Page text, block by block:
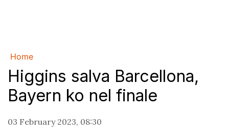
Home
Higgins salva Barcellona,
Bayern ko nel finale
03 February 2023, 08:30